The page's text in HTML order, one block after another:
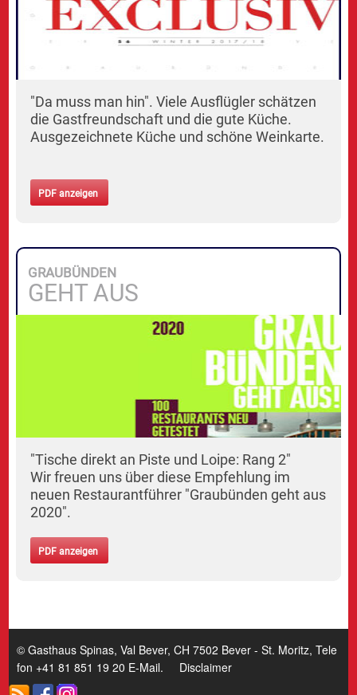
"Da muss man hin". Viele Ausflügler schätzen
die Gastfreundschaft und die gute Küche.
Ausgezeichnete Küche und schöne Weinkarte.
PDF anzeigen
GRAUBÜNDEN
GEHT AUS
"Tische direkt an Piste und Loipe: Rang 2"
Wir freuen uns über diese Empfehlung im
neuen Restaurantführer "Graubünden geht aus
2020".
PDF anzeigen
© Gasthaus Spinas, Val Bever, CH 7502 Bever - St. Moritz, Tele
fon +41 81 851 19 20 E-Mail. Disclaimer